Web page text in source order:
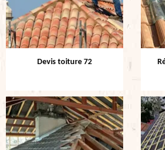
Devis toiture 72